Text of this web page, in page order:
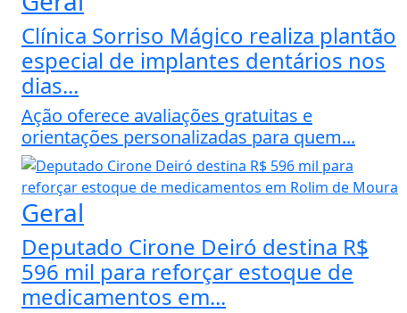
Clínica Sorriso Mágico realiza plantão
especial de implantes dentários nos
dias...
Ação oferece avaliações gratuitas e
orientações personalizadas para quem...
Geral
Deputado Cirone Deiró destina R$
596 mil para reforçar estoque de
medicamentos em...